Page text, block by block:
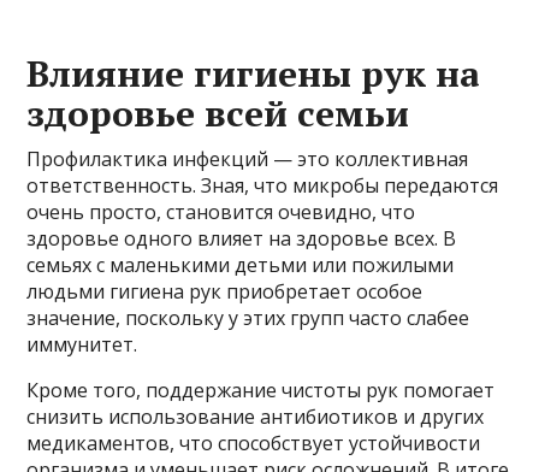
Влияние гигиены рук на
здоровье всей семьи
Профилактика инфекций — это коллективная
ответственность. Зная, что микробы передаются
очень просто, становится очевидно, что
здоровье одного влияет на здоровье всех. В
семьях с маленькими детьми или пожилыми
людьми гигиена рук приобретает особое
значение, поскольку у этих групп часто слабее
иммунитет.
Кроме того, поддержание чистоты рук помогает
снизить использование антибиотиков и других
медикаментов, что способствует устойчивости